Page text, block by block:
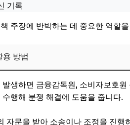
기록
주장에 반박하는 데 중요한 역할
용 방법
생하면 금융감독원, 소비자보호
행해 분쟁 해결에 도움을 줍니다.
자문을 받아 소송이나 조정을 진행